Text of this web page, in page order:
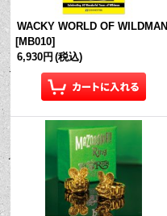
WACKY WORLD OF WILDMAN
[MB010]
6,930円 (税込)